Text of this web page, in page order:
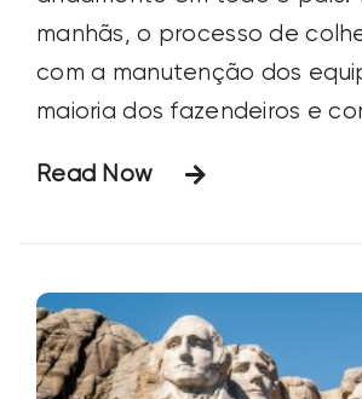
manhãs, o processo de
com a manutenção dos
maioria dos fazendeiros e
uma fileira, ou em locais
Read Now